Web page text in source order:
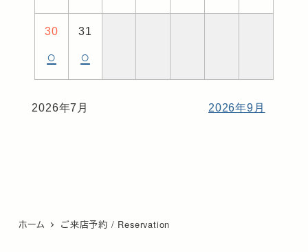
30
○
31
○
2026年7月 2026年9月
ホーム ご来店予約 / Reservation